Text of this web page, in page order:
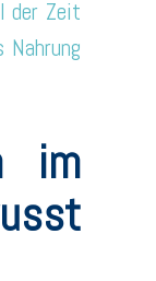
der Zeit
im